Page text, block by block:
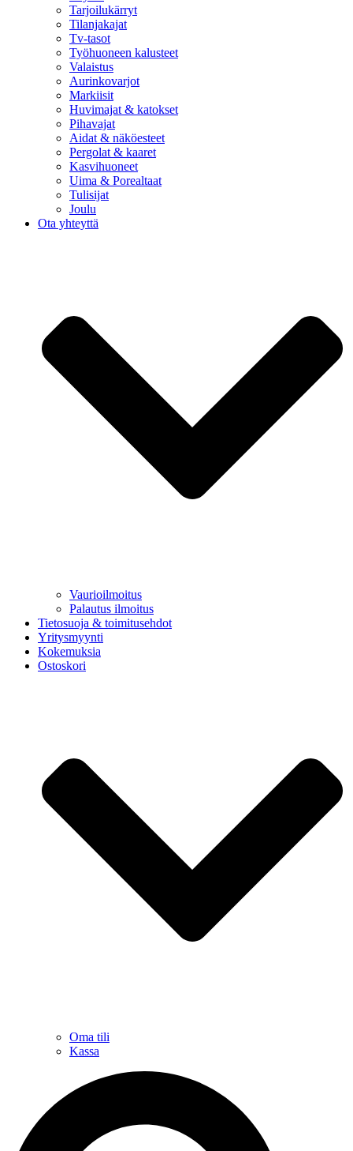
Tarjoilukärryt
Tilanjakajat
Tv-tasot
Työhuoneen kalusteet
Valaistus
Aurinkovarjot
Markiisit
Huvimajat & katokset
Pihavajat
Aidat & näköesteet
Pergolat & kaaret
Kasvihuoneet
Uima & Porealtaat
Tulisijat
Joulu
Ota yhteyttä
Vaurioilmoitus
Palautus ilmoitus
Tietosuoja & toimitusehdot
Yritysmyynti
Kokemuksia
Ostoskori
Oma tili
Kassa